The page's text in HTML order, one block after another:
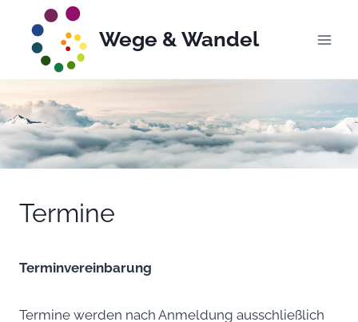
Inhalt
springen
Wege & Wandel
Termine
Termine
Terminvereinbarung
Termine werden nach Anmeldung ausschließlich